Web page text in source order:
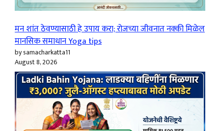
मन शांत ठेवण्यासाठी हे उपाय करा; रोजच्या जीवनात नक्की मिळेल
मानसिक समाधान Yoga tips
by samacharkatta11
August 8, 2026